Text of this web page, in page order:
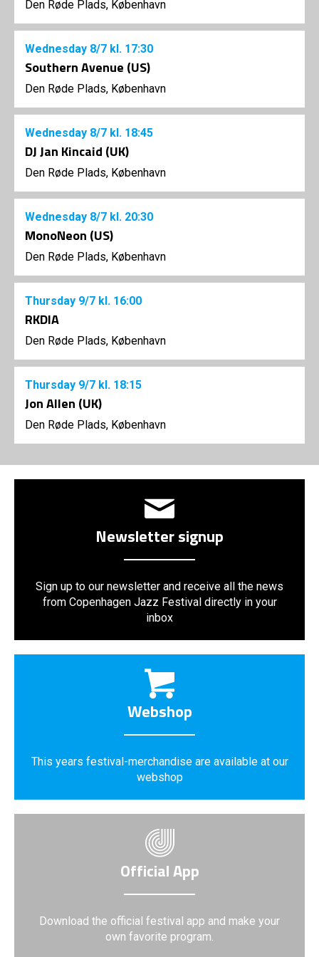
Den Røde Plads, København
Wednesday 8/7 kl. 17:30
Southern Avenue (US)
Den Røde Plads, København
Wednesday 8/7 kl. 18:45
DJ Jan Kincaid (UK)
Den Røde Plads, København
Wednesday 8/7 kl. 20:30
MonoNeon (US)
Den Røde Plads, København
Thursday 9/7 kl. 16:00
RKDIA
Den Røde Plads, København
Thursday 9/7 kl. 18:15
Jon Allen (UK)
Den Røde Plads, København
Newsletter signup
Sign up to our newsletter and receive all the news
from Copenhagen Jazz Festival directly in your
inbox
Webshop
This years festival-merchandise are available at our
webshop
Official App
Download the official festival app and make your
own favorite program.